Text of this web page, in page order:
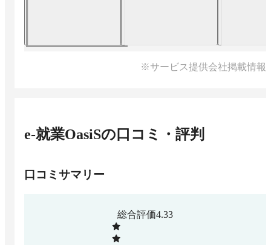
※サービス提供会社掲載情報
e-就業OasiSの口コミ・評判
口コミサマリー
総合評価4.33